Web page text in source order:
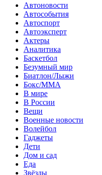
Автоновости
Автособытия
Автоспорт
Автоэксперт
Актеры
Аналитика
Баскетбол
Безумный мир
Биатлон/Лыжи
Бокс/MMA
В мире
В России
Вещи
Военные новости
Волейбол
Гаджеты
Дети
Дом и сад
Еда
Звёзды